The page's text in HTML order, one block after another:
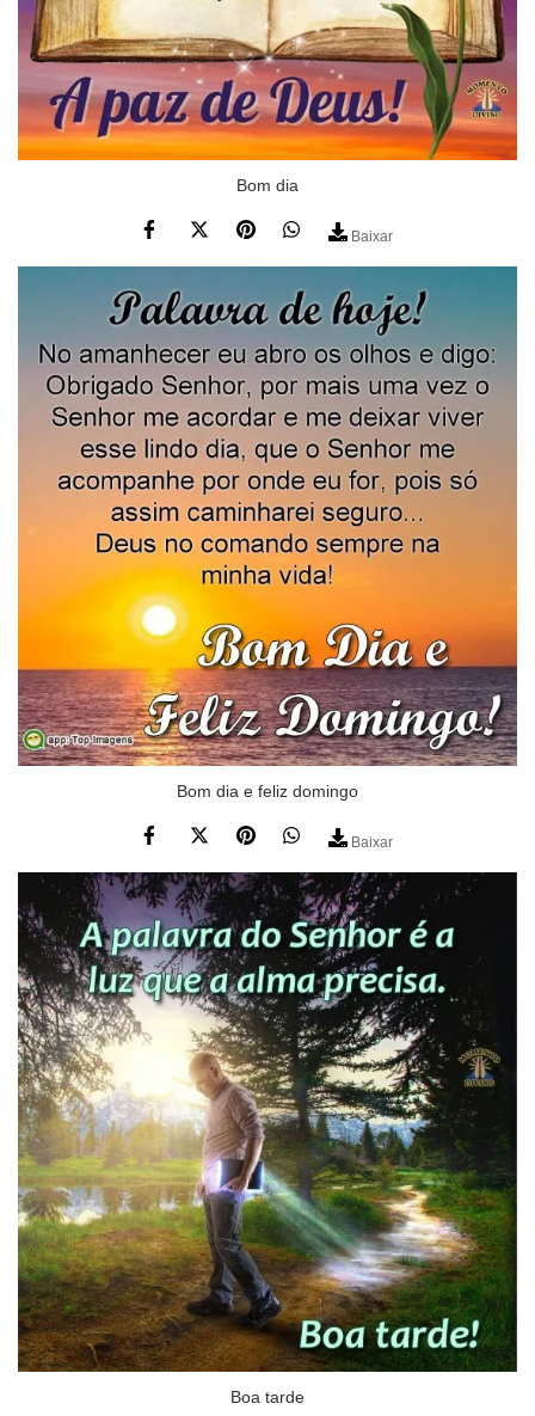
Bom dia
Baixar
Bom dia e feliz domingo
Baixar
Boa tarde